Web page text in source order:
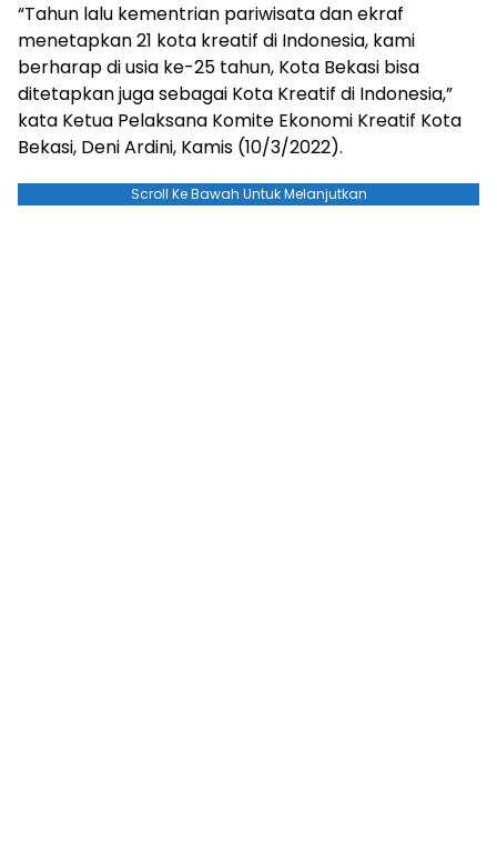
“Tahun lalu kementrian pariwisata dan ekraf
menetapkan 21 kota kreatif di Indonesia, kami
berharap di usia ke-25 tahun, Kota Bekasi bisa
ditetapkan juga sebagai Kota Kreatif di Indonesia,”
kata Ketua Pelaksana Komite Ekonomi Kreatif Kota
Bekasi, Deni Ardini, Kamis (10/3/2022).
Scroll Ke Bawah Untuk Melanjutkan